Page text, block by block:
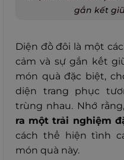
gắn kết
Diện đồ đôi là một
cảm và sự gắn kết
món quà đặc biệt,
diện trang phục
trùng nhau. Nhớ
ra một trải nghiệm
cách thể hiện tình
món quà này.